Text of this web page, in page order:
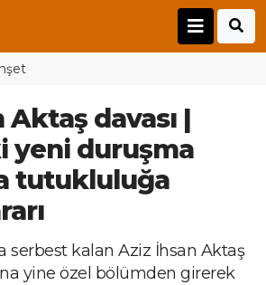
davası |
yeni duruşma
tutukluluğa
serbest kalan Aziz İhsan Aktaş
yine özel bölümden girerek